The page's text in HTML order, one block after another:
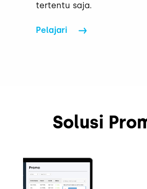
tertentu saja.
Pelajari
Solusi